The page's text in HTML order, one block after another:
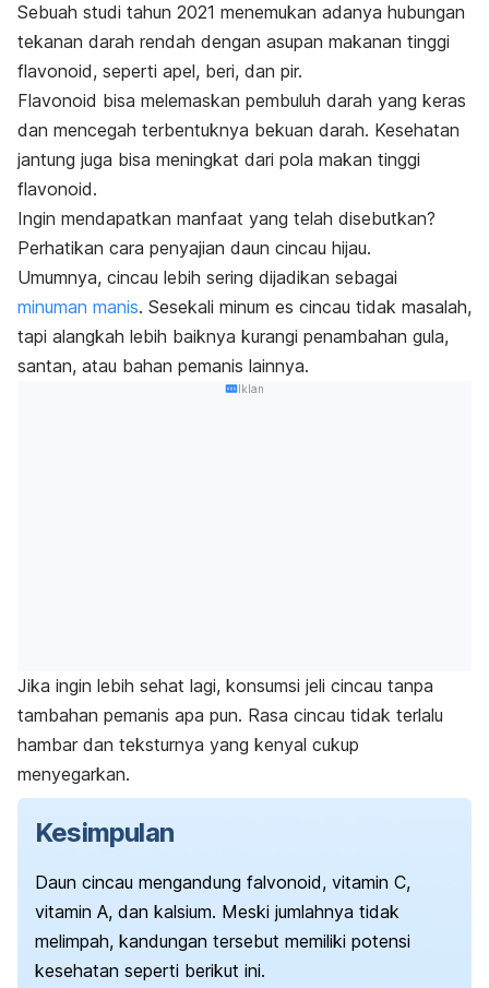
Sebuah studi tahun 2021 menemukan adanya hubungan
tekanan darah rendah dengan asupan makanan tinggi
flavonoid, seperti apel, beri, dan pir.
Flavonoid bisa melemaskan pembuluh darah yang keras
dan mencegah terbentuknya bekuan darah. Kesehatan
jantung juga bisa meningkat dari pola makan tinggi
flavonoid.
Ingin mendapatkan manfaat yang telah disebutkan?
Perhatikan cara penyajian daun cincau hijau.
Umumnya, cincau lebih sering dijadikan sebagai
minuman manis. Sesekali minum es cincau tidak masalah,
tapi alangkah lebih baiknya kurangi penambahan gula,
santan, atau bahan pemanis lainnya.
Iklan
Jika ingin lebih sehat lagi, konsumsi jeli cincau tanpa
tambahan pemanis apa pun. Rasa cincau tidak terlalu
hambar dan teksturnya yang kenyal cukup
menyegarkan.
Kesimpulan
Daun cincau mengandung falvonoid, vitamin C,
vitamin A, dan kalsium. Meski jumlahnya tidak
melimpah, kandungan tersebut memiliki potensi
kesehatan seperti berikut ini.